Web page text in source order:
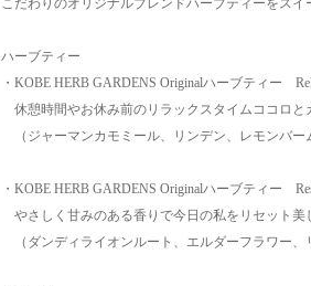
こだわりのオリジナルブレンドハーブティーをスイ
ハーブティー
・KOBE HERB GARDENS Originalハーブティー
休憩時間やお休み前のリラックスタイムココロと
（ジャーマンカモミール、リンデン、レモンバー
・KOBE HERB GARDENS Originalハーブティー
やさしく甘みのある香りで今日の私をリセット美
（ダンディライオンルート、エルダーフラワー、